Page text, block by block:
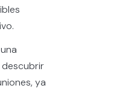
ya